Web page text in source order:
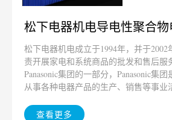
松下电器机电导电性聚合物
松下电器机‌电成立于1994年，并于
责开展家电和系统商品的批发和售后服
Panasonic集团的一部分，Panasonic集团
从事各种电器产品的生产、销售等事业
查看更多